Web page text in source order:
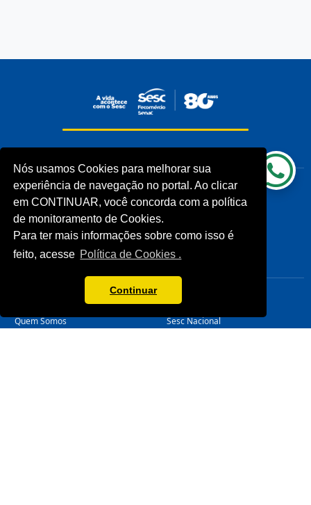
Nós usamos Cookies para melhorar sua
experiência de navegação no portal. Ao clicar
em CONTINUAR, você concorda com a política
de monitoramento de Cookies.
Para ter mais informações sobre como isso é
feito, acesse Política de Cookies .
Continuar
Processos Seletivos (Antigos)
Licitações
Notícias
Imprensa
Fale Conosco
Biblioteca
Unidades Sesc-TO
Cliente
Quem Somos
Fecomércio
Sesc Nacional